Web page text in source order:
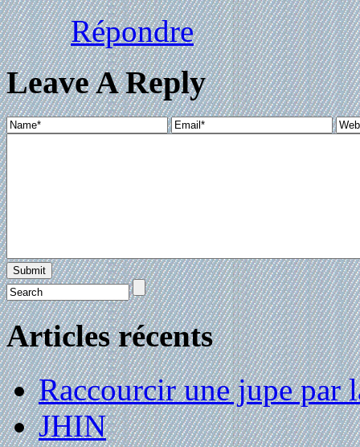
Répondre
Leave A Reply
Articles récents
Raccourcir une jupe par
JHIN